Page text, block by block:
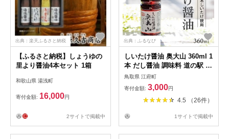
出典：楽天ふるさと納税
【ふるさと納税】しょうゆの
里より醤油4本セット 1箱
和歌山県 湯浅町
寄付金額: 16,000円
2サイトで掲載中
出典：ふるなび
しいたけ醤油 奥大山 360ml 1
本 だし醤油 調味料 道の駅 お
試し 3000円 0567
鳥取県 江府町
寄付金額: 3,000円
4.5 （26件）
1サイトで掲載中